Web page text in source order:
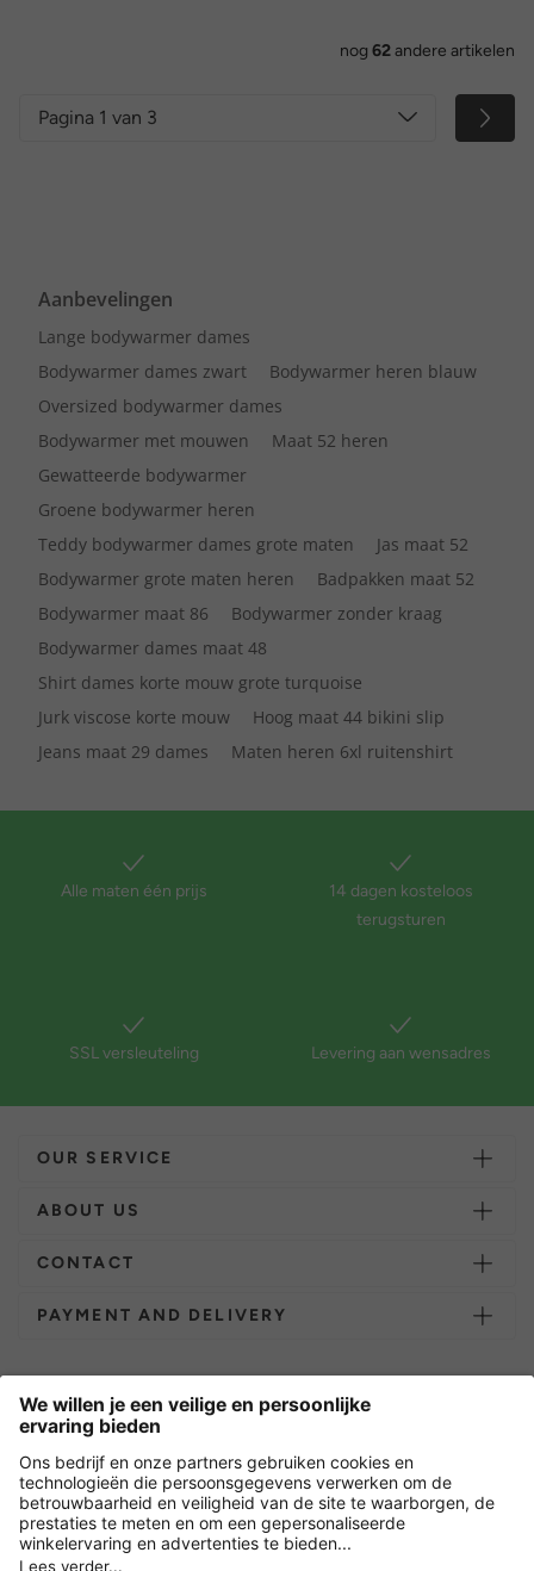
nog 62andere artikelen
Pagina 1 van 3
Aanbevelingen
Lange bodywarmer dames
Bodywarmer dames zwart
Bodywarmer heren blauw
Oversized bodywarmer dames
Bodywarmer met mouwen
Maat 52 heren
Gewatteerde bodywarmer
Groene bodywarmer heren
Teddy bodywarmer dames grote maten
Jas maat 52
Bodywarmer grote maten heren
Badpakken maat 52
Bodywarmer maat 86
Bodywarmer zonder kraag
Bodywarmer dames maat 48
Shirt dames korte mouw grote turquoise
Jurk viscose korte mouw
Hoog maat 44 bikini slip
Jeans maat 29 dames
Maten heren 6xl ruitenshirt
Alle maten één prijs
14 dagen kosteloos
terugsturen
SSL versleuteling Levering aan wensadres
OUR SERVICE
ABOUT US
CONTACT
PAYMENT AND DELIVERY
Nederland
Versleuteling met